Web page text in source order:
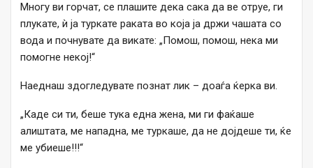
Многу ви горчат, се плашите дека сака да ве отруе, ги
плукате, ѝ ја туркате раката во која ја држи чашата со
вода и почнувате да викате: „Помош, помош, нека ми
помогне некој!“
Наеднаш здогледувате познат лик – доаѓа ќерка ви.
„Каде си ти, беше тука една жена, ми ги фаќаше
алиштата, ме нападна, ме туркаше, да не дојдеше ти, ќе
ме убиеше!!!“